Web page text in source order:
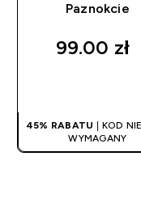
Paznokcie
99.00 zł‎
45% RABATU | KOD
WYMAGANY